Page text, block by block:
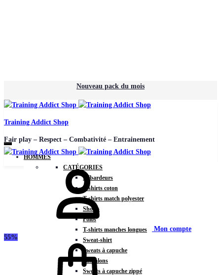
Nouveau pack du mois
Training Addict Shop
Fair play – Respect – Combativité – Entrainement
HOMMES
CATÉGORIES
Débardeurs
T-shirts coton
T-shirts match polyester
Shorts
Polos
T-shirts manches longues
Sweat-shirt
Sweats à capuche
Pantalons
Sweats à capuche zippé
Mon compte
55%